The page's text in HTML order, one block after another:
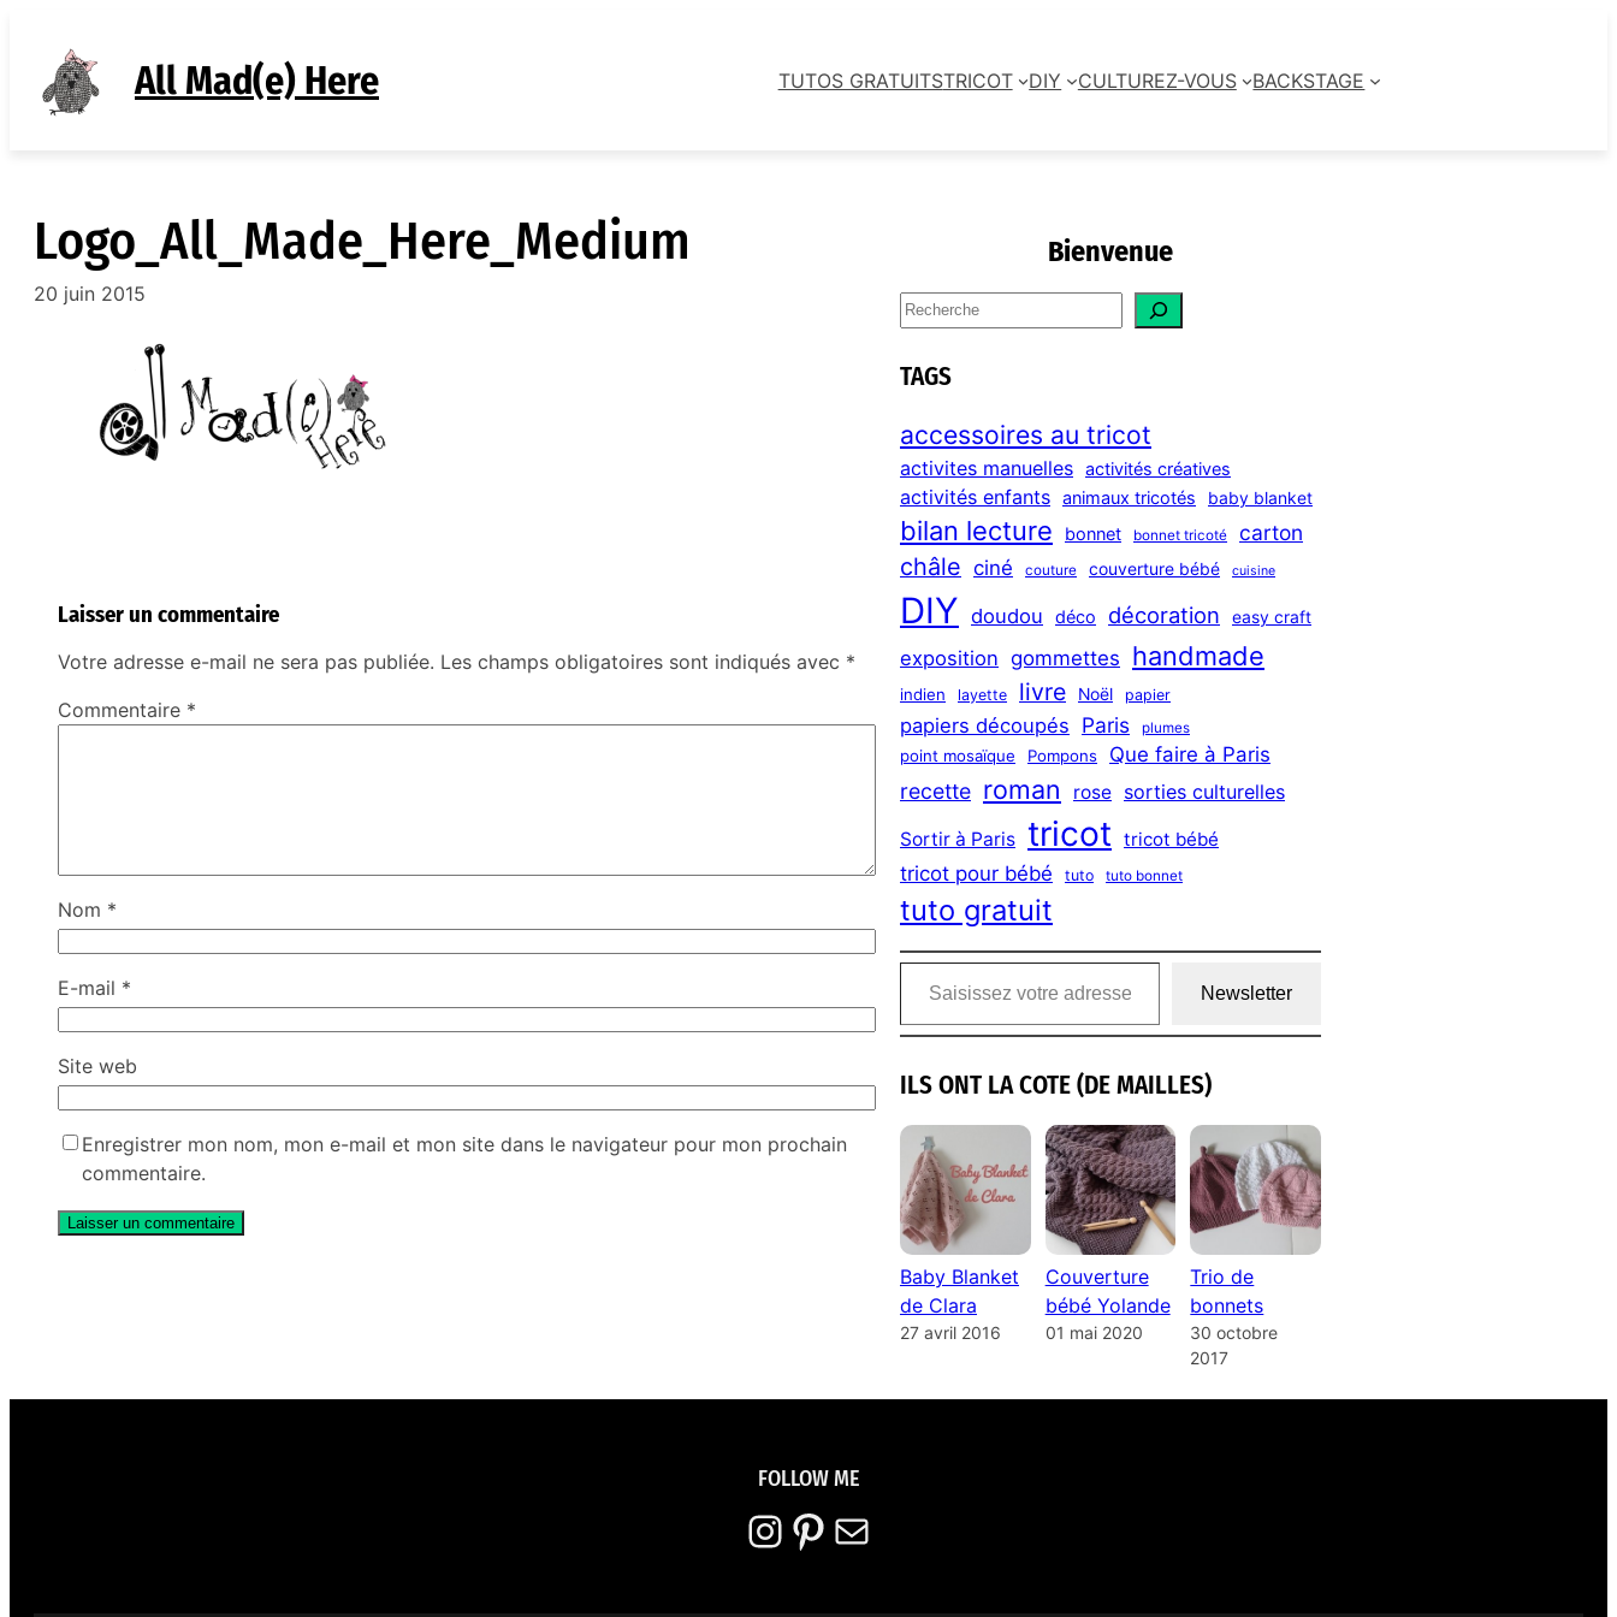
contenu
All Mad(e) Here TUTOS GRATUITSTRICOT DIY CULTUREZ-VOUS BACKSTAGE
Logo_All_Made_Here_Medium
20 juin 2015
Laisser un commentaire
Votre adresse e-mail ne sera pas publiée. Les champs obligatoires sont indiqués avec *
Commentaire *
Nom *
E-mail *
Site web
Enregistrer mon nom, mon e-mail et mon site dans le navigateur pour mon prochain
commentaire.
Bienvenue
S
e
a
r
h
TAGS
accessoires au tricot
activites manuelles activités créatives
activités enfants animaux tricotés baby blanket
bilan lecture bonnet bonnet tricoté carton
châle ciné couture couverture bébé cuisine
DIY doudou déco décoration easy craft
exposition gommettes handmade
indien layette livre Noël papier
papiers découpés Paris plumes
point mosaïque Pompons Que faire à Paris
recette roman rose sorties culturelles
Sortir à Paris tricot tricot bébé
tricot pour bébé tuto tuto bonnet
tuto gratuit
Saisissez votre adresse e-mail…
Newsletter
ILS ONT LA COTE (DE MAILLES)
Baby Blanket
de Clara
27 avril 2016
Couverture
bébé Yolande
01 mai 2020
Trio de
bonnets
30 octobre
2017
FOLLOW ME
Instagram Pinterest E-mail